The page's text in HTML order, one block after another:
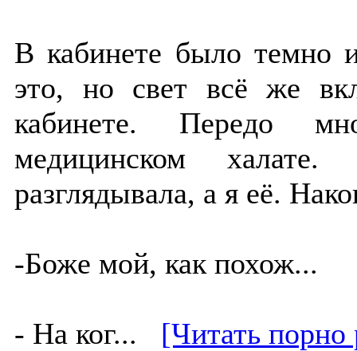
В кабинете было темно
это, но свет всё же
кабинете. Передо
медицинском
разглядывала, а я её.
-Боже мой, как похож...
- На ког... [Читать порно